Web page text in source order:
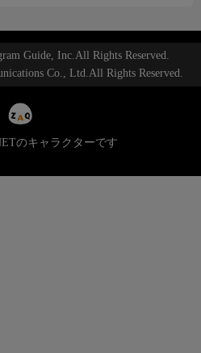
Guide, Inc.All Rights Reserved.
Co., Ltd.All Rights Reserved.
のキャラクターです